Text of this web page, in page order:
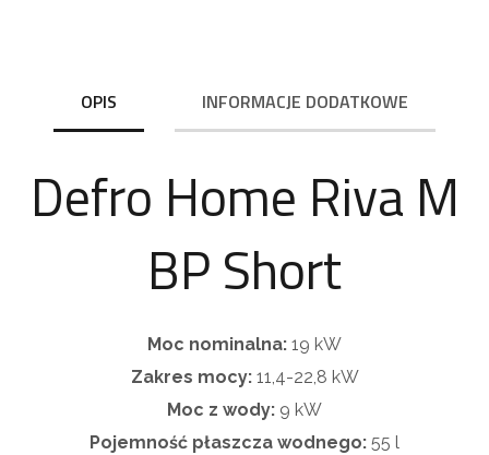
OPIS INFORMACJE DODATKOWE
Defro Home Riva M
BP Short
Moc nominalna: 19 kW
Zakres mocy: 11,4-22,8 kW
Moc z wody: 9 kW
Pojemność płaszcza wodnego: 55 l